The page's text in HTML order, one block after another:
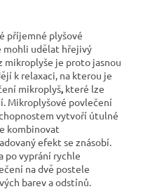
příjemné plyšové
mohli udělat hřejivý
mikroplyše je proto jasnou
k relaxaci, na kterou je
mikroplyš, které lze
Mikroplyšové povlečení
vytvoří útulné
kombinovat
efekt se znásobí.
po vyprání rychle
na dvě postele
barev a odstínů.